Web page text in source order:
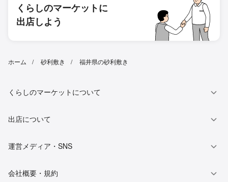
くらしのマーケットに
出店しよう
ホーム 砂利敷き 福井県の砂利敷き
くらしのマーケットについて
出店について
運営メディア・SNS
会社概要・規約